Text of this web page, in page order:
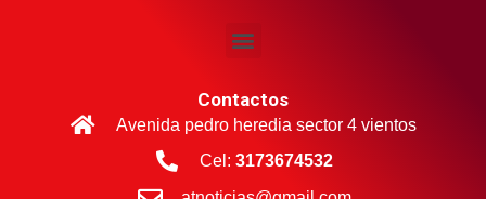
Contactos
Avenida pedro heredia sector 4 vientos
Cel: 3173674532